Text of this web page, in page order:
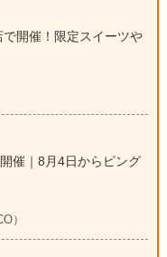
開催！限定スイーツや
催｜8月4日からピング
）